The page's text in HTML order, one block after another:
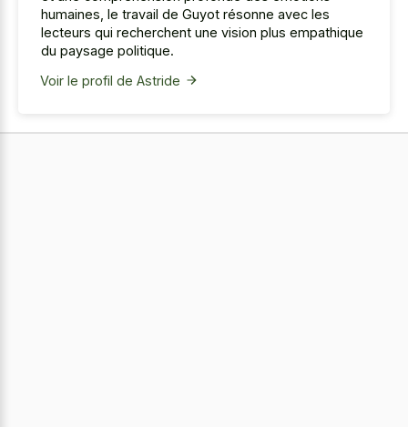
humaines, le travail de Guyot résonne avec les
lecteurs qui recherchent une vision plus empathique
du paysage politique.
Voir le profil de Astride